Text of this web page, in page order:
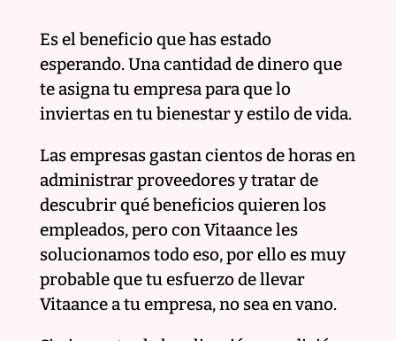
Es el beneficio que has estado
esperando. Una cantidad de dinero que
te asigna tu empresa para que lo
inviertas en tu bienestar y estilo de vida.
Las empresas gastan cientos de horas en
administrar proveedores y tratar de
descubrir qué beneficios quieren los
empleados, pero con Vitaance les
solucionamos todo eso, por ello es muy
probable que tu esfuerzo de llevar
Vitaance a tu empresa, no sea en vano.